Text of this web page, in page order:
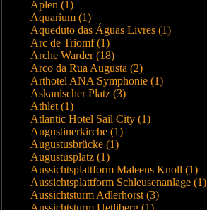
Aplen (1)
Aquarium (1)
Aqueduto das Águas Livres (1)
Arc de Triomf (1)
Arche Warder (18)
Arco da Rua Augusta (2)
Arthotel ANA Symphonie (1)
Askanischer Platz (3)
Athlet (1)
Atlantic Hotel Sail City (1)
Augustinerkirche (1)
Augustusbrücke (1)
Augustusplatz (1)
Aussichtsplattform Maleens Knoll (1)
Aussichtsplattform Schleusenanlage (1)
Aussichtsturm Adlerhorst (3)
Aussichtsturm Uetliberg (1)